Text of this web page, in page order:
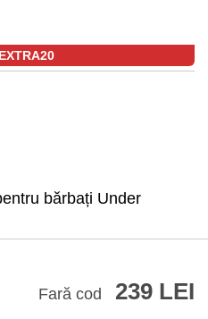
bărbați Under
Fară cod 239 LEI